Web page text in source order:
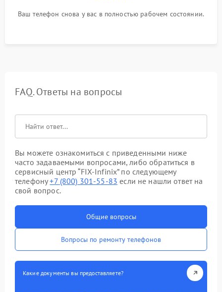
Ваш телефон снова у вас в полностью рабочем состоянии.
FAQ. Ответы на вопросы
Вы можете ознакомиться с приведенными ниже
часто задаваемыми вопросами, либо обратиться в
сервисный центр “FIX-Infinix” по следующему
телефону+7 (800) 301-55-83 если не нашли ответ на
свой вопрос.
Общие вопросы
Вопросы по ремонту телефонов
Какие документы вы предоставляете?